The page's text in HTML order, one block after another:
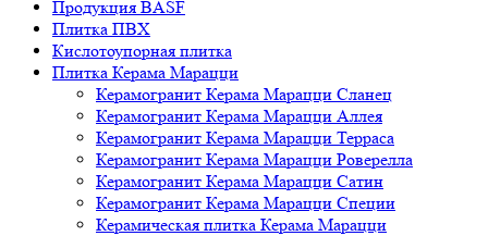
Продукция BASF
Плитка ПВХ
Кислотоупорная плитка
Плитка Керама Марацци
Керамогранит Керама Марацци Сланец
Керамогранит Керама Марацци Аллея
Керамогранит Керама Марацци Терраса
Керамогранит Керама Марацци Роверелла
Керамогранит Керама Марацци Сатин
Керамогранит Керама Марацци Специи
Керамическая плитка Керама Марацци